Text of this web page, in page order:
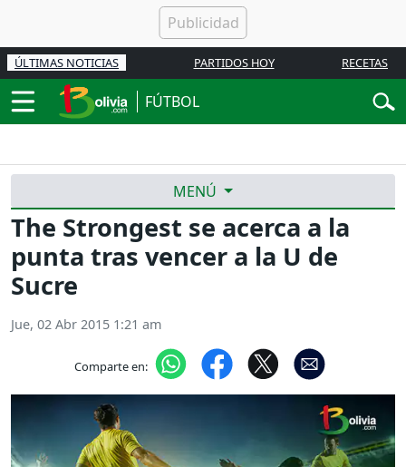
ÚLTIMAS NOTICIAS PARTIDOS HOY RECETAS
FÚTBOL
MENÚ
The Strongest se acerca a la
punta tras vencer a la U de
Sucre
Jue, 02 Abr 2015 1:21 am
Comparte en: